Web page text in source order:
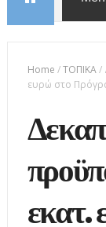
Home /ΤΟΠΙΚΑ/
ευρώ στο
εκατ.